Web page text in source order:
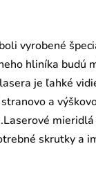
vyrobené
hliníka budú
je ľahké
a
skrutky